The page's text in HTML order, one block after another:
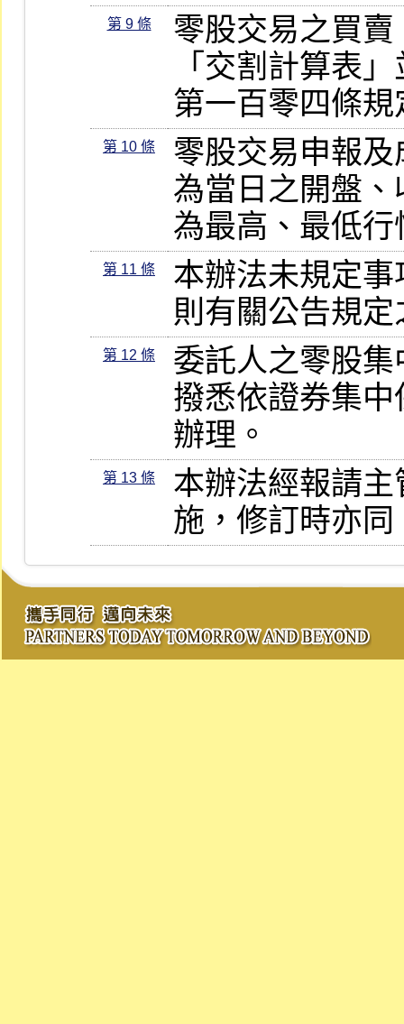
第 9 條
零股交易之買
「交割計算表
第一百零四條
第 10 條
零股交易申報
為當日之開盤
為最高、最低
第 11 條
本辦法未規定
則有關公告規定
第 12 條
委託人之零股
撥悉依證券集
辦理。
第 13 條
本辦法經報請
施，修訂時亦同